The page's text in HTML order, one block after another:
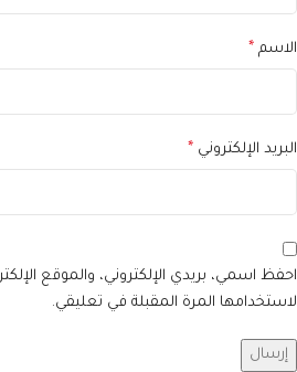
الاسم *
البريد الإلكتروني *
احفظ اسمي، بريدي الإلكتروني، والموقع
لاستخدامها المرة المقبلة في تعليقي.